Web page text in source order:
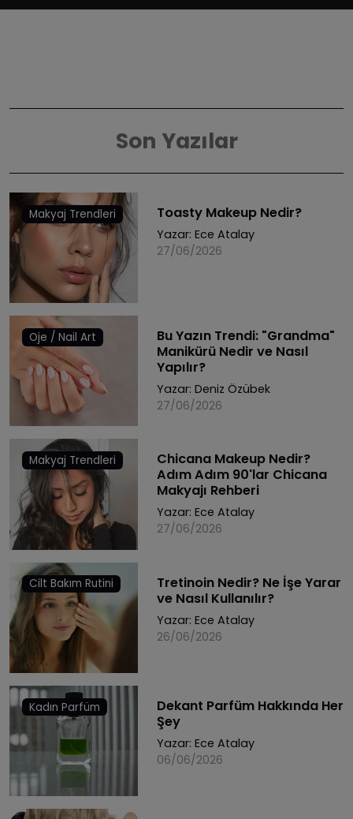
Son Yazılar
Makyaj Trendleri Toasty Makeup Nedir?
Yazar: Ece Atalay
27/06/2026
Oje / Nail Art
Bu Yazın Trendi: "Grandma"
Manikürü Nedir ve Nasıl
Yapılır?
Yazar: Deniz Özübek
27/06/2026
Makyaj Trendleri
Chicana Makeup Nedir?
Adım Adım 90'lar Chicana
Makyajı Rehberi
Yazar: Ece Atalay
27/06/2026
Cilt Bakım Rutini
Tretinoin Nedir? Ne İşe Yarar
ve Nasıl Kullanılır?
Yazar: Ece Atalay
26/06/2026
Kadın Parfüm
Dekant Parfüm Hakkında Her
Şey
Yazar: Ece Atalay
06/06/2026